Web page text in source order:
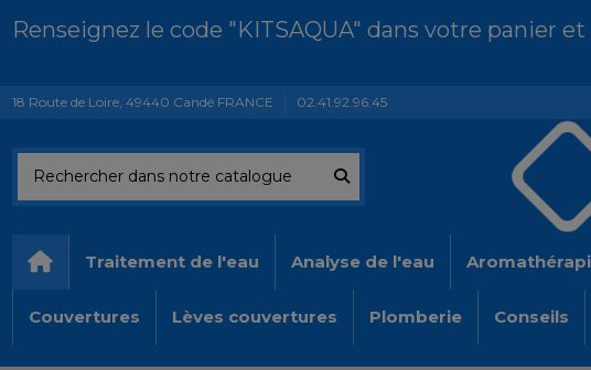
Renseignez le code "KITSAQUA" dans votre panier
18 Route de Loire, 49440 Candé FRANCE 02.41.92.96.45
Traitement de l'eau Analyse de l'eau
Couvertures Lèves couvertures Plomberie Conseils